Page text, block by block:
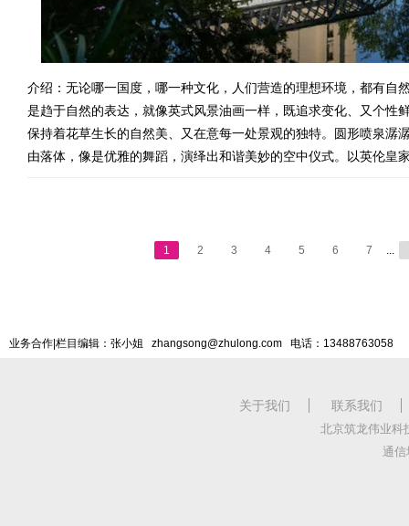
介绍：无论哪一国度，哪一种文化，人们营造的理想环境，都有自
是趋于自然的表达，就像英式风景油画一样，既追求变化、又个性
保持着花草生长的自然美、又在意每一处景观的独特。圆形喷泉潺
由落体，像是优雅的舞蹈，演绎出和谐美妙的空中仪式。以英伦皇
1 2 3 4 5 6 7 ...
业务合作|栏目编辑：张小姐 zhangsong@zhulong.com 电话：13488763058
关于我们 联系我们
北京筑龙伟业科
通